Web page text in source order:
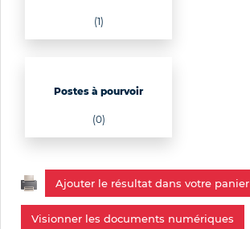
(1)
Postes à pourvoir
(0)
Ajouter le résultat dans votre panier
Visionner les documents numériques